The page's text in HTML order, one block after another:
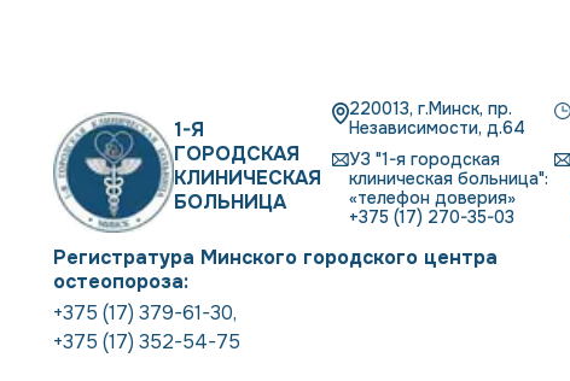
1-Я
ГОРОДСКАЯ
КЛИНИЧЕСКАЯ
БОЛЬНИЦА
220013, г.Минск, пр.
Независимости, д.64
УЗ "1-я городская
клиническая больница":
«телефон доверия»
+375 (17) 270-35-03
Регистратура Минского городского центра
остеопороза:
+375 (17) 379-61-30,
+375 (17) 352-54-75